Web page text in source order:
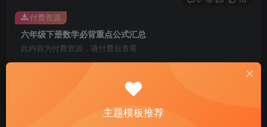
六年级下册数学必背重点公式汇总
此内容为付费资源，请付费后查看
9.6
暂时无法购买，请与站长联系
付费资源
主题模板推荐